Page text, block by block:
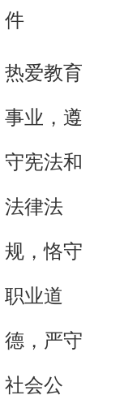
件
热爱教育
事业，遵
守宪法和
法律法
规，恪守
职业道
德，严守
社会公